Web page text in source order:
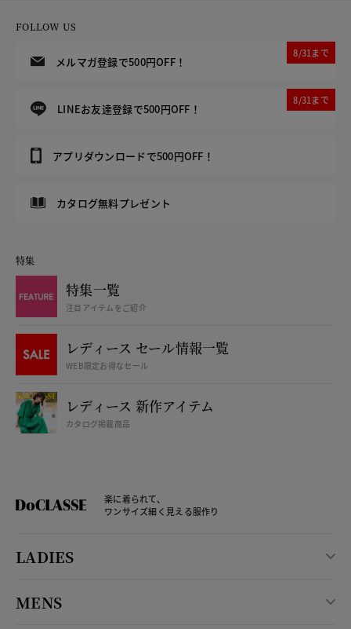
FOLLOW US
メルマガ登録で500円OFF！
8/31まで
LINEお友達登録で500円OFF！
8/31まで
アプリダウンロードで500円OFF！
カタログ無料プレゼント
特集
特集一覧
注目アイテムをご紹介
レディース セール情報一覧
WEB限定お得なセール
レディース 新作アイテム
カタログ掲載商品
楽に着られて、
ワンサイズ細く見える服作り
LADIES
MENS